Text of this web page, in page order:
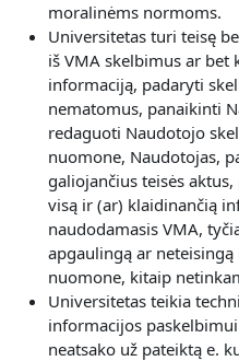
moralinėms normoms.
Universitetas turi teisę
iš VMA skelbimus ar
informaciją, padaryti
nematomus, panaikinti
redaguoti Naudotojo
nuomone, Naudotojas,
galiojančius teisės
visą ir (ar) klaidinančią
naudodamasis VMA,
apgaulingą ar
nuomone, kitaip
Universitetas teikia
informacijos
neatsako už pateiktą e.